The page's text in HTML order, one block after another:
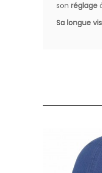
son réglage
Sa longue